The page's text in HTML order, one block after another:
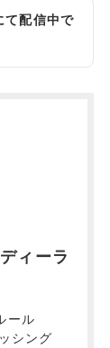
配信中で
ィーラ
ール
シング